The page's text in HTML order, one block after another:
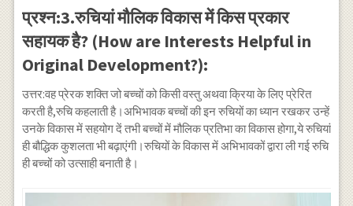
प्रश्न:3.रुचियां मौलिक विकास में किस प्रकार
सहायक है? (How are Interests Helpful in
Original Development?):
उत्तर:वह प्रेरक शक्ति जो बच्चों को किसी वस्तु अथवा क्रिया के लिए प्रेरित
करती है,रुचि कहलाती है।अभिभावक बच्चों की इन रुचियों का ध्यान रखकर उन्हें
उनके विकास में सहयोग दें तभी बच्चों में मौलिक प्रतिभा का विकास होगा,ये रुचियां
ही बौद्धिक कुशलता भी बढ़ाएंगी।रुचियों के विकास में अभिभावकों द्वारा ली गई रुचि
ही बच्चों को उत्साही बनाती है।